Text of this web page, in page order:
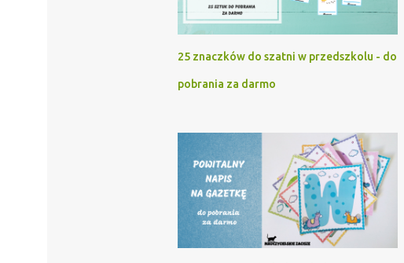
25 znaczków do szatni w przedszkolu - do
pobrania za darmo